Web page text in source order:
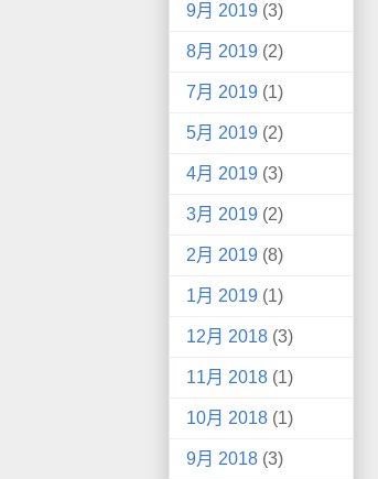
9月 2019 (3)
8月 2019 (2)
7月 2019 (1)
5月 2019 (2)
4月 2019 (3)
3月 2019 (2)
2月 2019 (8)
1月 2019 (1)
12月 2018 (3)
11月 2018 (1)
10月 2018 (1)
9月 2018 (3)